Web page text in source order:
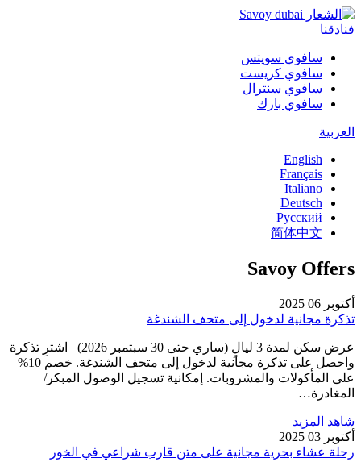
فنادقنا
سافوي سويتس
سافوي كريست
سافوي سنترال
سافوي بارك
العربية
English
Français
Italiano
Deutsch
Русский
简体中文
Savoy Offers
أكتوبر 06 2025
تذكرة مجانية لدخول إلى متحف الشندغة
عرض سكن لمدة 3 ليالٍ (ساري حتى 30 سبتمبر 2026) اشترِ تذكرة
واحصل على تذكرة مجانية لدخول إلى متحف الشندغة. خصم 10%
على المأكولات والمشروبات. إمكانية تسجيل الوصول المبكر/
المغادرة…
شاهد المزيد
أكتوبر 03 2025
رحلة عشاء بحرية مجانية على متن قارب شراعي في الخور